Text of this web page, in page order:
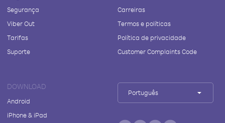
Segurança
Viber Out
Tarifas
Suporte
Carreiras
Termos e políticas
Política de privacidade
Customer Complaints Code
DOWNLOAD
Android
iPhone & iPad
Português